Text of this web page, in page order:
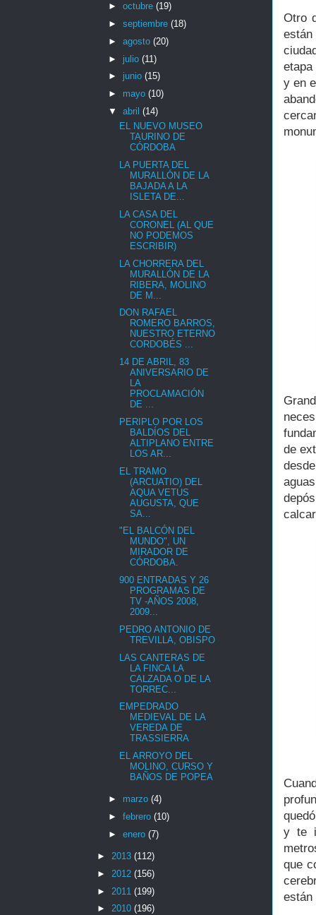
Otro
y en
de
y te
que
están
► octubre (19)
► septiembre (18)
► agosto (20)
► julio (11)
► junio (15)
► mayo (10)
▼ abril (14)
EL NUEVO MUSEO
TAURINO DE
CÓRDOBA
LA PUERTA DEL
MURALLÓN DE LA
BAJADA A LA
ISLETA DE...
LA CASA DEL
CORONEL (AL QUE
NO PODEMOS
ESCRIBIR)
LA CHORRERA DEL
MURALLÓN DE LA
RIBERA, MOLINO
DE M...
DON RAFAEL
ROMERO BARROS,
NUESTRO ETERNO
CORDOBÉS ...
14 DE ABRIL, 83
ANIVERSARIO DE
LA
PROCLAMACIÓN
DE ...
PERIPLO POR LOS
BALDÍOS DEL
ALTIPLANO ENTRE
LOS AR...
EL TRAMO
(ARCUATIO) DEL
AQUA VETUS
AUGUSTA, QUE
SA...
"EL BALCÓN DEL
MUNDO", UN
MIRADOR DE
CÓRDOBA.
900 ENTRADAS Y 26
PROGRAMAS DE
TV -AÑOS 2008,
2009...
PEDRO ANTONIO DE
TREVILLA, OBISPO
LAS CANTERAS DE
LA FINCA LA
CALZADA O DE LA
TORREC...
EMPEDRADO
MEDIEVAL DE LA
VEREDA DE
TRASSIERRA
EL ARROYO DEL
MOLINO, CURSO Y
BAÑOS DE POPEA
► marzo (4)
► febrero (10)
► enero (7)
► 2013 (112)
► 2012 (156)
► 2011 (199)
► 2010 (196)